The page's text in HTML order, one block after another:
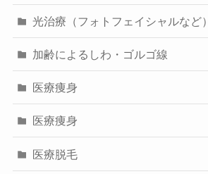
光治療（フォトフェイシャルなど）
加齢によるしわ・ゴルゴ線
医療痩身
医療痩身
医療脱毛